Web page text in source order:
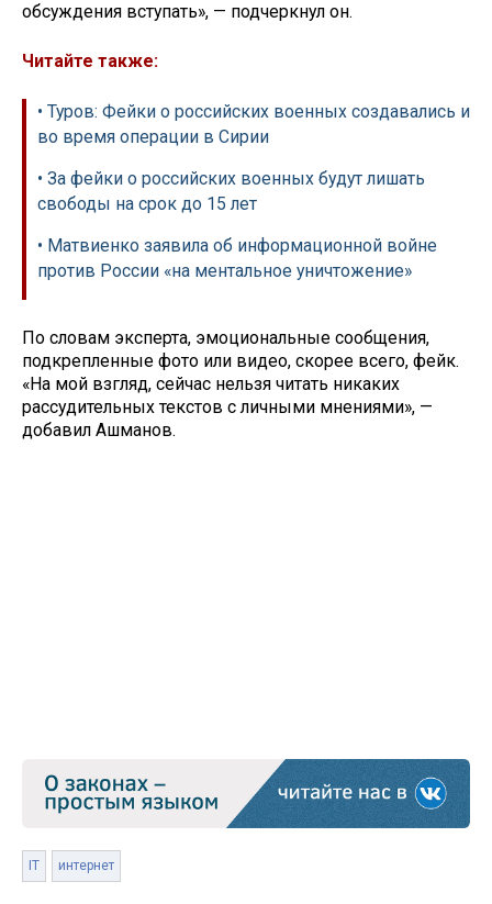
обсуждения вступать», — подчеркнул он.
Читайте также:
• Туров: Фейки о российских военных создавались и
во время операции в Сирии
• За фейки о российских военных будут лишать
свободы на срок до 15 лет
• Матвиенко заявила об информационной войне
против России «на ментальное уничтожение»
По словам эксперта, эмоциональные сообщения,
подкрепленные фото или видео, скорее всего, фейк.
«На мой взгляд, сейчас нельзя читать никаких
рассудительных текстов с личными мнениями», —
добавил Ашманов.
IT интернет